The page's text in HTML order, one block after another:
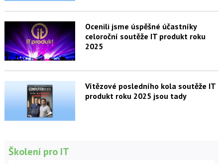
Ocenili jsme úspěšné účastníky
celoroční soutěže IT produkt roku
2025
Vítězové posledního kola soutěže IT
produkt roku 2025 jsou tady
Školení pro IT